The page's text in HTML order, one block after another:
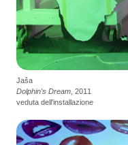
Jaša
Dolphin's Dream , 2011
veduta dell'installazione